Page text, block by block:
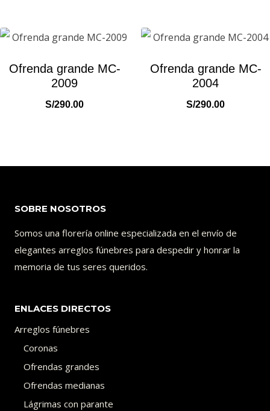
Ofrenda grande MC-
2009
S/290.00
Ofrenda grande MC-
2004
S/290.00
SOBRE NOSOTROS
Somos una florería online especializada en el envío de
elegantes arreglos fúnebres para despedir y honrar la
memoria de tus seres queridos.
ENLACES DIRECTOS
Arreglos fúnebres
Coronas
Ofrendas grandes
Ofrendas medianas
Lágrimas con parante